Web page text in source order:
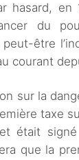
hasard, en
du
être
courant
sur la
taxe
était
que la